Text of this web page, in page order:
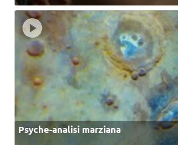
Psyche-analisi marziana